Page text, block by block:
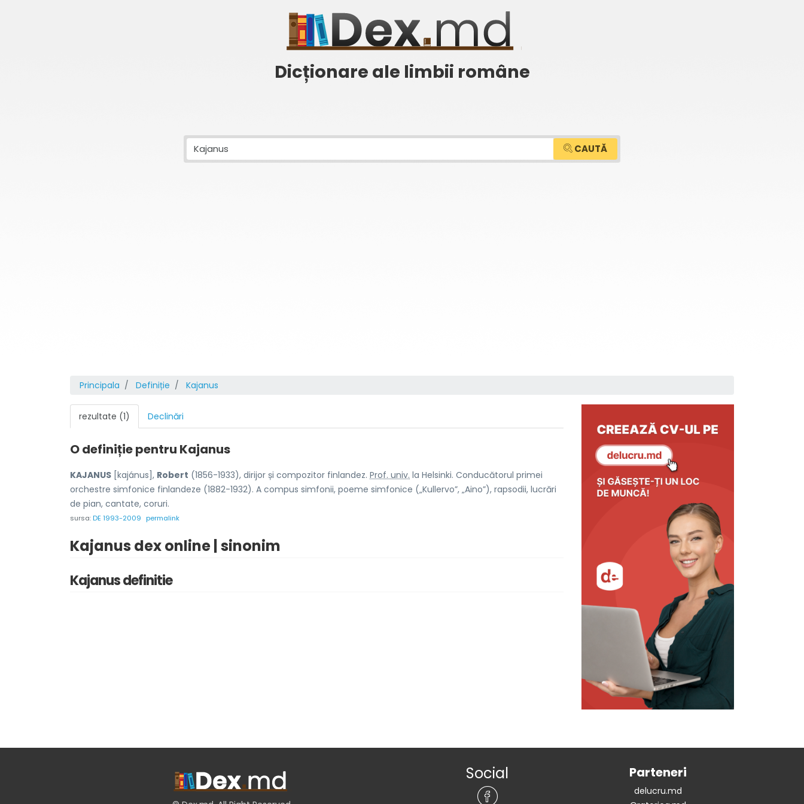
Dicționare ale limbii române
CAUTĂ
Principala Definiție Kajanus
rezultate (1) Declinări
O definiție pentru Kajanus
KAJANUS [kajánus], Robert (1856-1933), dirijor și compozitor finlandez. Prof. univ. la Helsinki. Conducătorul primei
orchestre simfonice finlandeze (1882-1932). A compus simfonii, poeme simfonice („Kullervo”, „Aino”), rapsodii, lucrări
de pian, cantate, coruri.
sursa:DE 1993-2009 permalink
Kajanus dex online | sinonim
Kajanus definitie
Social Parteneri
delucru.md